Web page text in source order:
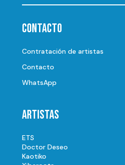
Contacto
Contratación de artistas
Contacto
WhatsApp
Artistas
ETS
Doctor Deseo
Kaotiko